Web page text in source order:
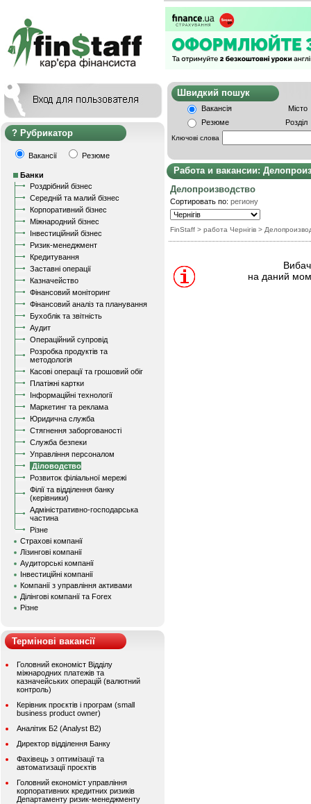
Рубрикатор
Вакансії Резюме
Банки
Роздрібний бізнес
Середній та малий бізнес
Корпоративний бізнес
Міжнародний бізнес
Інвестиційний бізнес
Ризик-менеджмент
Кредитування
Заставні операції
Казначейство
Фінансовий моніторинг
Фінансовий аналіз та планування
Бухоблік та звітність
Аудит
Операційний супровід
Розробка продуктів та
методологія
Касові операції та грошовий обіг
Платіжні картки
Інформаційні технології
Маркетинг та реклама
Юридична служба
Стягнення заборгованості
Служба безпеки
Управління персоналом
Діловодство
Розвиток філіальної мережі
Філії та відділення банку
(керівники)
Адміністративно-господарська
частина
Різне
Страхові компанії
Лізингові компанії
Аудиторські компанії
Інвестиційні компанії
Компанії з управління активами
Ділінгові компанії та Forex
Різне
Термінові вакансії
Головний економіст Відділу
міжнародних платежів та
казначейських операцій (валютний
контроль)
Керівник проєктів і програм (small
business product owner)
Аналітик Б2 (Analyst B2)
Директор відділення Банку
Фахівець з оптимізації та
автоматизації проєктів
Головний економіст управління
корпоративних кредитних ризиків
Департаменту ризик-менеджменту
Швидкий
Вакансія
Місто
Резюме
Розділ
Ключові слова
Работа и вакансии:
Делопроизводство
Сортировать по: региону
FinStaff > работа Чернігів >
на даний